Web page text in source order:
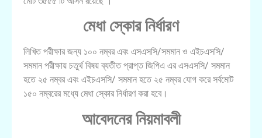
মেধা স্কোর নির্ধারণ
লিখিত পরীক্ষার জন্য ১০০ নম্বর এবং এসএসসি/সমমান ও এইচএসসি/
সমমান পরীক্ষায় চতুর্থ বিষয় ব্যতীত প্রাপ্ত জিপিএ এর এসএসসি/ সমমান
হতে ২৫ নম্বর এবং এইচএসসি/ সমমান হতে ২৫ নম্বর যােগ করে সর্বমােট
১৫০ নম্বরের মধ্যে মেধা স্কোর নির্ধারণ করা হবে।
আবেদনের নিয়মাবলী